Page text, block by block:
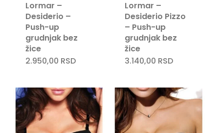
Lormar –
Desiderio –
Push-up
grudnjak bez
žice
2.950,00 RSD
Lormar –
Desiderio Pizzo
– Push-up
grudnjak bez
žice
3.140,00 RSD